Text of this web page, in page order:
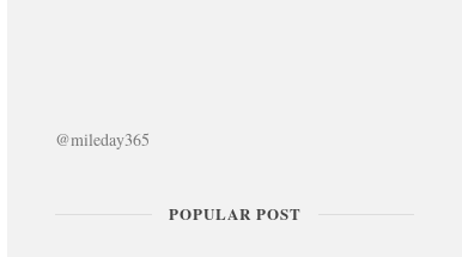
@mileday365
POPULAR POST